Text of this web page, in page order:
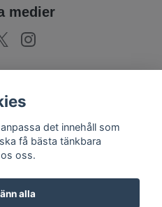
medier
Prenumerera
det innehåll som
få bästa tänkbara
oss.
alla